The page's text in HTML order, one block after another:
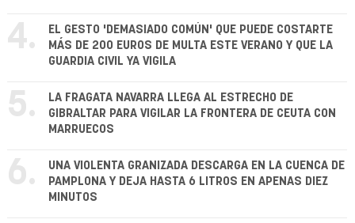
4.
EL GESTO 'DEMASIADO COMÚN' QUE PUEDE COSTARTE
MÁS DE 200 EUROS DE MULTA ESTE VERANO Y QUE LA
GUARDIA CIVIL YA VIGILA
5.
LA FRAGATA NAVARRA LLEGA AL ESTRECHO DE
GIBRALTAR PARA VIGILAR LA FRONTERA DE CEUTA CON
MARRUECOS
6.
UNA VIOLENTA GRANIZADA DESCARGA EN LA CUENCA DE
PAMPLONA Y DEJA HASTA 6 LITROS EN APENAS DIEZ
MINUTOS